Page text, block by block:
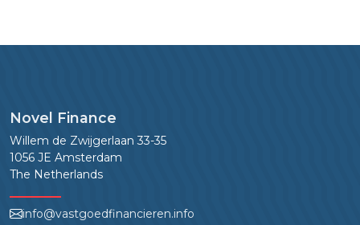
Novel Finance
Willem de Zwijgerlaan 33-35
1056 JE Amsterdam
The Netherlands
info@vastgoedfinancieren.info